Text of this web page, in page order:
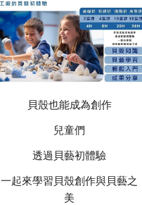
貝殼也能成為創作
兒童們
透過貝藝初體驗
一起來學習貝殼創作與貝藝之
美